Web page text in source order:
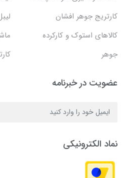
کارتریج جوهر افشان
کالاهای استوک و کارکرده
جوهر
عضویت در خبرنامه
نماد الکترونیکی